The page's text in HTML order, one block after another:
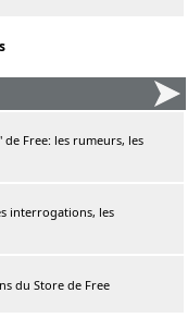
Free: les rumeurs, les
interrogations, les
du Store de Free